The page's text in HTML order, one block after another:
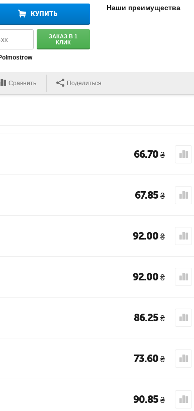
КУПИТЬ
ЗАКАЗ В 1
КЛИК
Наши преимущества
Сравнить Поделиться
66.70 ₴
67.85 ₴
92.00 ₴
92.00 ₴
86.25 ₴
73.60 ₴
90.85 ₴